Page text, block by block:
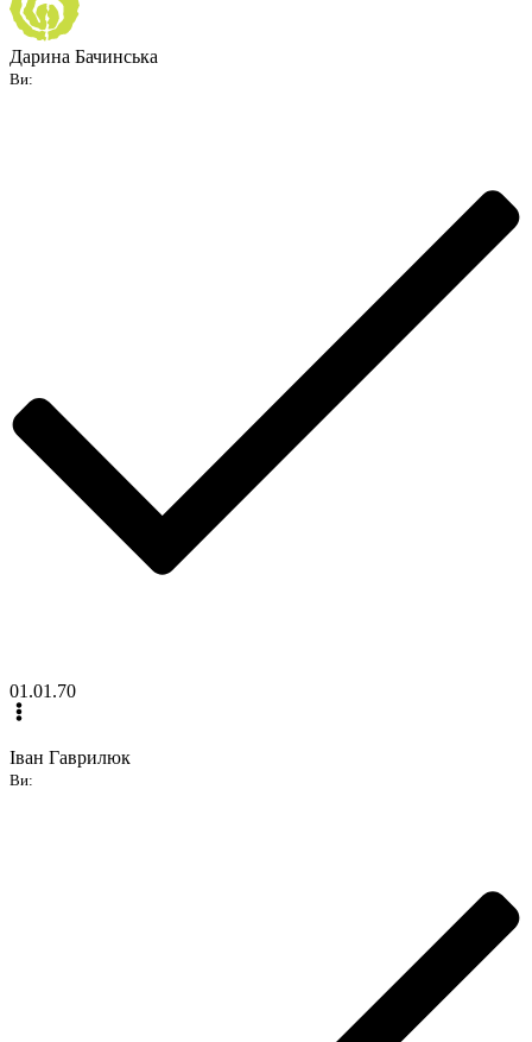
Дарина Бачинська
Ви:
01.01.70
Іван Гаврилюк
Ви: